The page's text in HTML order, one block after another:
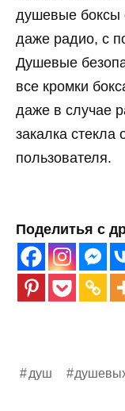
душевые боксы
даже радио, с
Душевые
все кромки
даже в случае
закалка стекла
пользователя.
Поделитья с
душ